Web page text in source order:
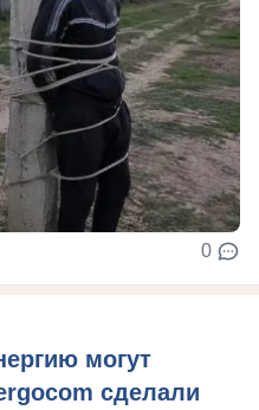
0
могут
сделали